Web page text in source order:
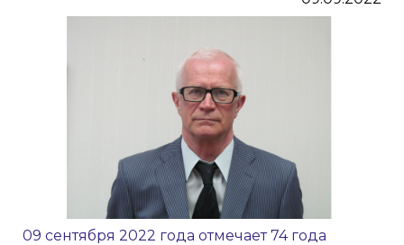
09 сентября 2022 года отмечает 74 года